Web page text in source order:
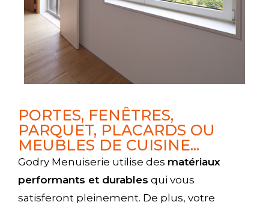
PORTES, FENÊTRES,
PARQUET, PLACARDS OU
MEUBLES DE CUISINE...
Godry Menuiserie utilise des matériaux
performants et durables qui vous
satisferont pleinement. De plus, votre